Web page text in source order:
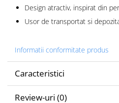
Design atractiv, inspirat din
Usor de transportat si
Informatii conformitate produs
Caracteristici
Review-uri (0)